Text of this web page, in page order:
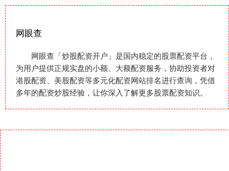
网眼查
网眼查「炒股配资开户」是国内稳定的股票配资平台，
为用户提供正规实盘的小额、大额配资服务，协助投资者对
港股配资、美股配资等多元化配资网站排名进行查询，凭借
多年的配资炒股经验，让你深入了解更多股票配资知识。